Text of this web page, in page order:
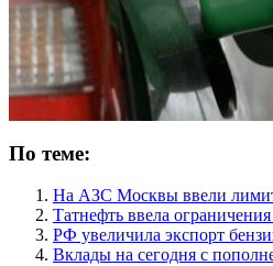
По теме:
На АЗС Москвы ввели
Татнефть ввела
РФ увеличила экспорт
Вклады на сегодня с